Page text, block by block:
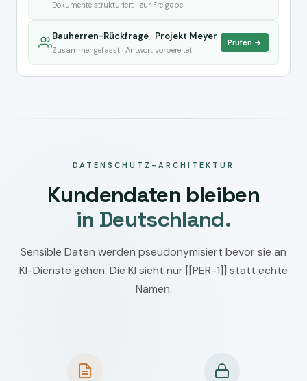
Dokumente strukturiert · zur Freigabe
Bauherren-Rückfrage · Projekt Meyer
Zusammengefasst · Antwort vorbereitet
Prüfen →
DATENSCHUTZ-ARCHITEKTUR
Kundendaten bleiben
in Deutschland.
Sensible Daten werden pseudonymisiert bevor sie an
KI-Dienste gehen. Die KI sieht nur [[PER-1]] statt echte
Namen.